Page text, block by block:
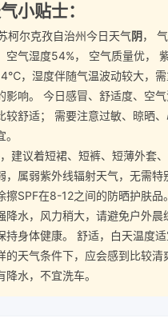
小贴士：
柯尔克孜自治州今日天气阴，
空气湿度54%， 空气质量优，
，湿度伴随气温波动较大，需
影响。 今日感冒、舒适度、空
较舒适； 需要注意过敏、晾晒
议着短裙、短裤、短薄外套、
，属弱紫外线辐射天气，无需特
擦SPF在8-12之间的防晒护肤品
降水，风力稍大，请避免户外晨
持身体健康。 舒适，白天温度
的天气条件下，应会感到比较清
降水，不宜洗车。